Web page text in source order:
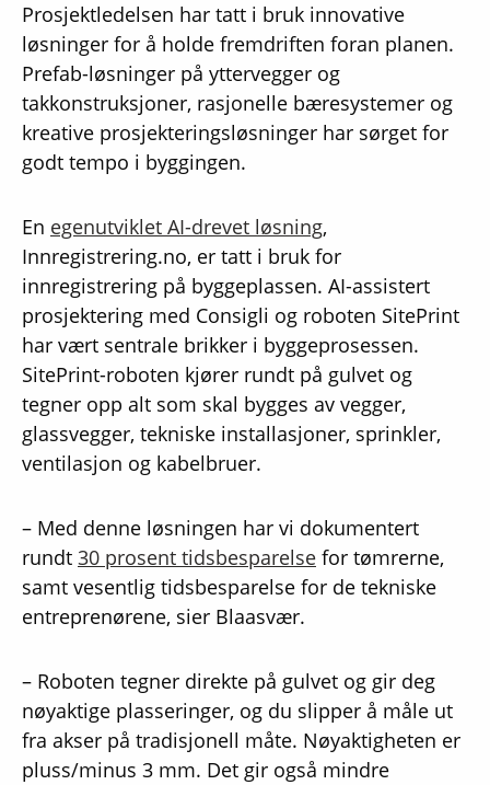
Prosjektledelsen har tatt i bruk innovative
løsninger for å holde fremdriften foran planen.
Prefab-løsninger på yttervegger og
takkonstruksjoner, rasjonelle bæresystemer og
kreative prosjekteringsløsninger har sørget for
godt tempo i byggingen.
En egenutviklet AI-drevet løsning,
Innregistrering.no, er tatt i bruk for
innregistrering på byggeplassen. AI-assistert
prosjektering med Consigli og roboten SitePrint
har vært sentrale brikker i byggeprosessen.
SitePrint-roboten kjører rundt på gulvet og
tegner opp alt som skal bygges av vegger,
glassvegger, tekniske installasjoner, sprinkler,
ventilasjon og kabelbruer.
– Med denne løsningen har vi dokumentert
rundt 30 prosent tidsbesparelse for tømrerne,
samt vesentlig tidsbesparelse for de tekniske
entreprenørene, sier Blaasvær.
– Roboten tegner direkte på gulvet og gir deg
nøyaktige plasseringer, og du slipper å måle ut
fra akser på tradisjonell måte. Nøyaktigheten er
pluss/minus 3 mm. Det gir også mindre